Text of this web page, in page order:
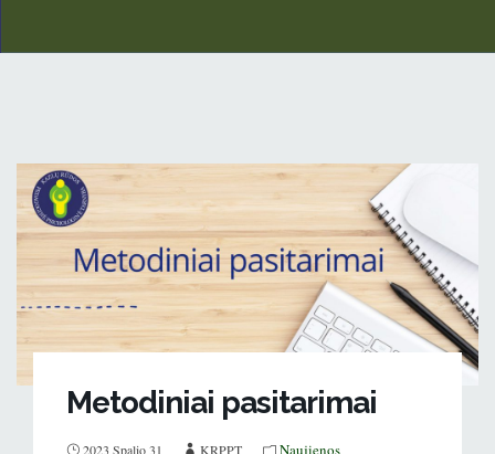
Metodiniai pasitarimai
2023 Spalio 31 KRPPT Naujienos